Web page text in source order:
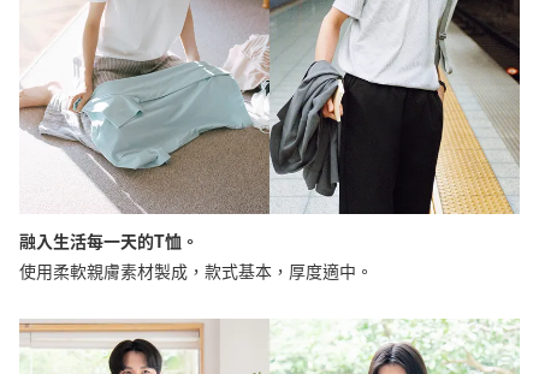
融入生活每一天的T恤。
使用柔軟親膚素材製成，款式基本，厚度適中。